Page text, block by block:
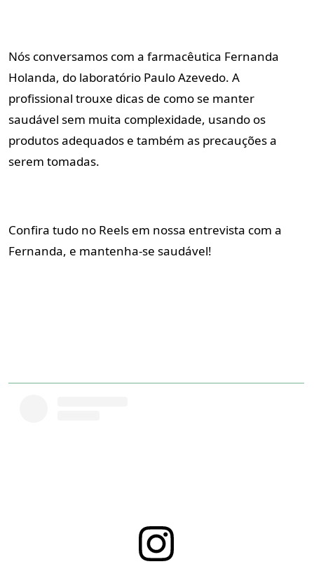
Nós conversamos com a farmacêutica Fernanda
Holanda, do laboratório Paulo Azevedo. A
profissional trouxe dicas de como se manter
saudável sem muita complexidade, usando os
produtos adequados e também as precauções a
serem tomadas.
Confira tudo no Reels em nossa entrevista com a
Fernanda, e mantenha-se saudável!